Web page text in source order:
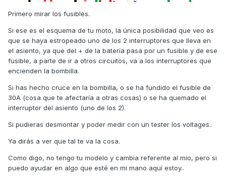
Primero mirar los fusibles.
Si ese es el esquema de tu moto, la única posibilidad que veo es
que se haya estropeado uno de los 2 interruptores que lleva en
el asiento, ya que del + de la batería pasa por un fusible y de ese
fusible, a parte de ir a otros circuitos, va a los interruptores que
encienden la bombilla.
Si has hecho cruce en la bombilla, o se ha fundido el fusible de
30A (cosa que te afectaría a otras cosas) o se ha quemado el
interruptor del asiento (uno de los 2).
Si pudieras desmontar y poder medir con un tester los voltages..
Ya dirás a ver que tal te va la cosa.
Como digo, no tengo tu modelo y cambia referente al mio, pero si
puedo ayudar en algo que esté en mi mano aquí estoy..